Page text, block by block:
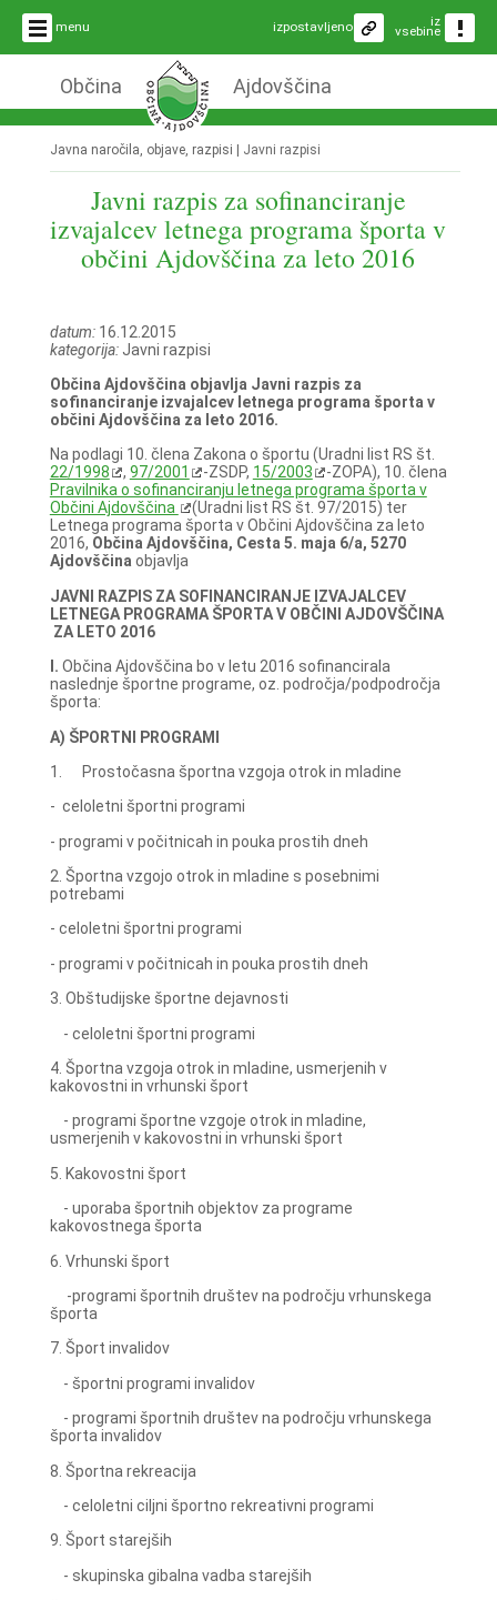
menu iz
vsebine
izpostavljeno
Občina Ajdovščina
Javna naročila, objave, razpisi | Javni razpisi
Javni razpis za sofinanciranje
izvajalcev letnega programa športa v
občini Ajdovščina za leto 2016
datum:16.12.2015
kategorija:Javni razpisi
Občina Ajdovščina objavlja Javni razpis za
sofinanciranje izvajalcev letnega programa športa v
občini Ajdovščina za leto 2016.
Na podlagi 10. člena Zakona o športu (Uradni list RS št.
22/1998
, 97/2001 -ZSDP, 15/2003
-ZOPA), 10. člena
Pravilnika o sofinanciranju letnega programa športa v
Občini Ajdovščina
(Uradni list RS št. 97/2015) ter
Letnega programa športa v Občini Ajdovščina za leto
2016, Občina Ajdovščina, Cesta 5. maja 6/a, 5270
Ajdovščinaobjavlja
JAVNI RAZPIS ZA SOFINANCIRANJE IZVAJALCEV
LETNEGA PROGRAMA ŠPORTA VOBČINI AJDOVŠČINA
ZA LETO 2016
I. Občina Ajdovščina bo v letu 2016 sofinancirala
naslednje športne programe, oz. področja/podpodročja
športa:
A) ŠPORTNI PROGRAMI
1. Prostočasna športna vzgoja otrok in mladine
- celoletni športni programi
- programi v počitnicah in pouka prostih dneh
2. Športna vzgojo otrok in mladine s posebnimi
potrebami
- celoletni športni programi
- programi v počitnicah in pouka prostih dneh
3. Obštudijske športne dejavnosti
- celoletni športni programi
4. Športna vzgoja otrok in mladine, usmerjenih v
kakovostni in vrhunski šport
- programi športne vzgoje otrok in mladine,
usmerjenih v kakovostni in vrhunski šport
5. Kakovostni šport
- uporaba športnih objektov za programe
kakovostnega športa
6. Vrhunski šport
-programi športnih društev na področju vrhunskega
športa
7. Šport invalidov
- športni programi invalidov
- programi športnih društev na področju vrhunskega
športa invalidov
8. Športna rekreacija
- celoletni ciljni športno rekreativni programi
9. Šport starejših
- skupinska gibalna vadba starejših